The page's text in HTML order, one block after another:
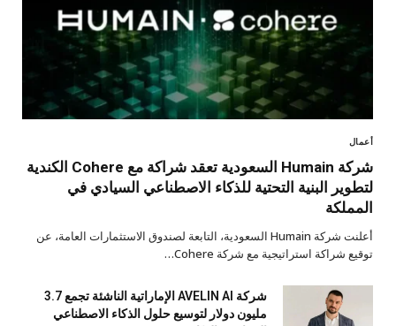
أعمال
شركة Humain السعودية تعقد شراكة مع Cohere الكندية
لتطوير البنية التحتية للذكاء الاصطناعي السيادي في
المملكة
أعلنت شركة Humain السعودية، التابعة لصندوق الاستثمارات العامة، عن
توقيع شراكة استراتيجية مع شركة Cohere…
شركة AVELIN AI الإماراتية الناشئة تجمع 3.7
مليون دولار لتوسيع حلول الذكاء الاصطناعي